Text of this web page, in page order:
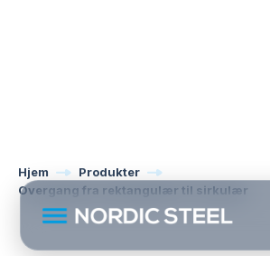
Hjem
Produkter
Overgang fra rektangulær til sirkulær